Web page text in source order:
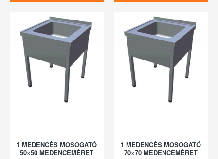
1 MEDENCÉS MOSOGATÓ
50×50 MEDENCEMÉRET
1 MEDENCÉS MOSOGATÓ
70×70 MEDENCEMÉRET